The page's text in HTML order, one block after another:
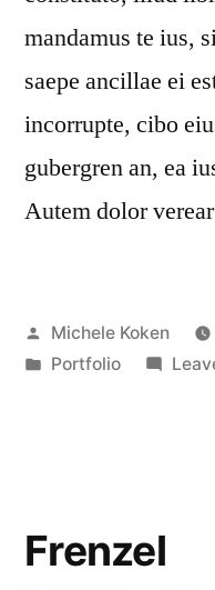
mandamus te ius,
saepe ancillae ei
incorrupte, cibo
gubergren an, ea
Autem dolor
Michele Koken
Portfolio
Frenzel